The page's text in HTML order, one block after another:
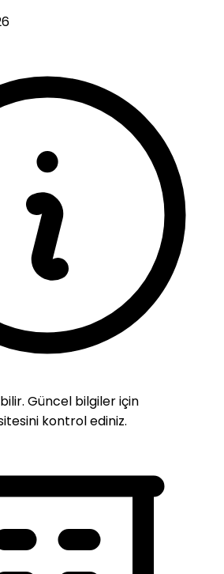
Güncel bilgiler için
kontrol ediniz.